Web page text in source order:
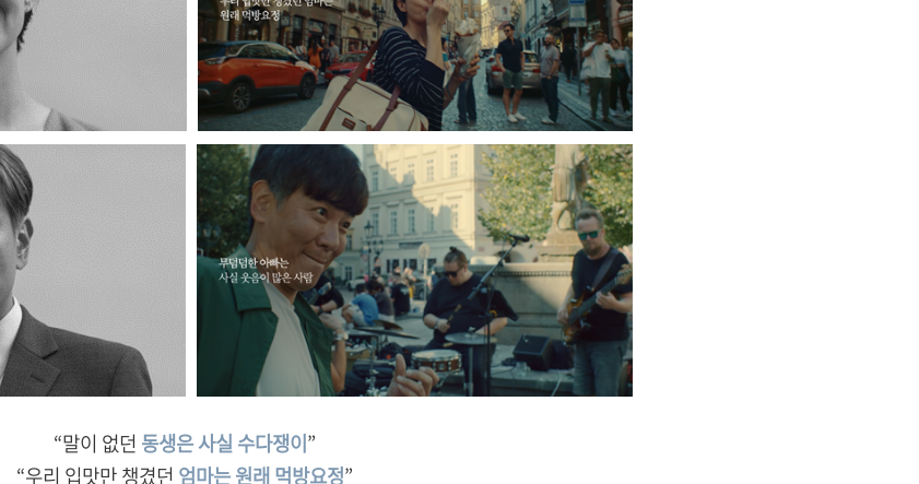
“말이 없던 동생은사실 수다쟁이”
“우리 입맛만 챙겼던 엄마는원래먹방요정”